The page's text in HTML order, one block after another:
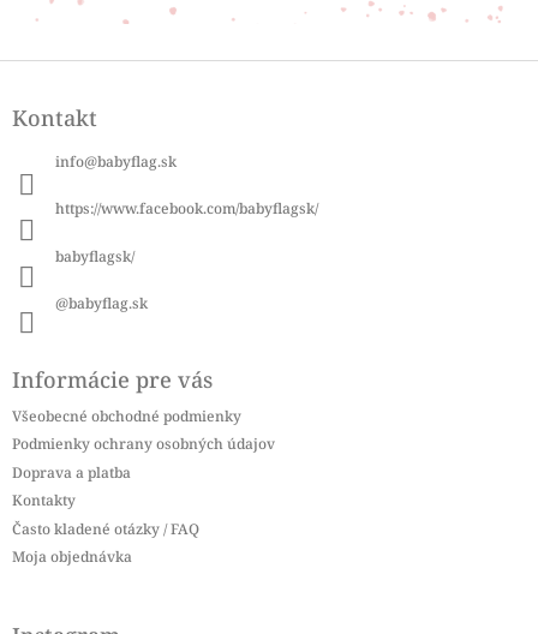
Z
pKontakt
info@babyflag.sk
https://www.facebook.com/babyflagsk/
babyflagsk/
@babyflag.sk
Informácie pre vás
Všeobecné obchodné podmienky
Podmienky ochrany osobných údajov
Doprava a platba
Kontakty
Často kladené otázky / FAQ
Moja objednávka